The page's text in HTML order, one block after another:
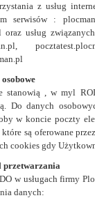
Środki techniczne
obsługi stron
nałożonych przez
aspektów należy
rynku
innymi
naszych
produkty,
całego
możliwego
z usług
serwisów :
oraz usług
stanowią , w myl
Do danych
w koncie poczty
są oferowane
cookies gdy
przetwarzania
w usługach firmy
danych: